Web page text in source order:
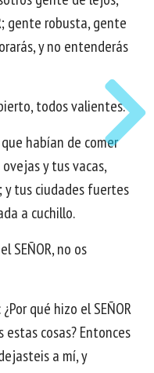
gente robusta, gente
y no entenderás
todos valientes.
habían de comer
y tus vacas,
y tus ciudades fuertes
a cuchillo.
SEÑOR, no os
qué hizo el SEÑOR
cosas? Entonces
a mí, y